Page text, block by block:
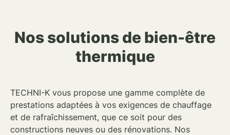
Nos solutions de bien-être
thermique
TECHNI-K vous propose une gamme complète de
prestations adaptées à vos exigences de chauffage
et de rafraîchissement, que ce soit pour des
constructions neuves ou des rénovations. Nos